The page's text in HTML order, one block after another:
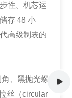
性。机芯运
存 48 小
高级制表的
、黑抛光螺
丝（circular